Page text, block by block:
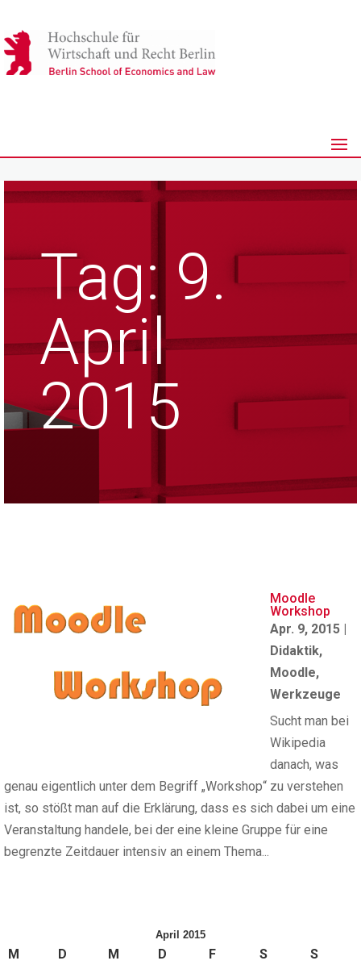
Tag: 9.
April
2015
Moodle
Workshop
Apr. 9, 2015 |
Didaktik,
Moodle,
Werkzeuge
Sucht man bei
Wikipedia
danach, was
genau eigentlich unter dem Begriff „Workshop“ zu verstehen
ist, so stößt man auf die Erklärung, dass es sich dabei um eine
Veranstaltung handele, bei der eine kleine Gruppe für eine
begrenzte Zeitdauer intensiv an einem Thema...
April 2015
M D M D F S
S